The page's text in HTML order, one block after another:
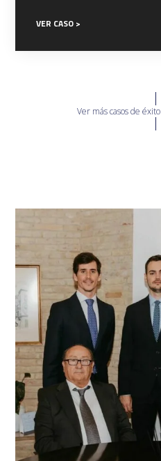
VER CASO >
Ver más casos de éxito